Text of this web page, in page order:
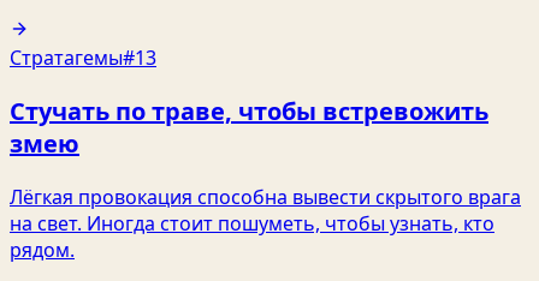
Стратагемы#13
Стучать по траве, чтобы встревожить
змею
Лёгкая провокация способна вывести скрытого врага
на свет. Иногда стоит пошуметь, чтобы узнать, кто
рядом.